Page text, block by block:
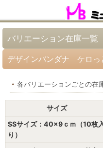
バリエーション在庫一覧
デザインバンダナ ケロ
各バリエーションごとの在
サイズ
SSサイズ：40×9ｃｍ（10枚
り）